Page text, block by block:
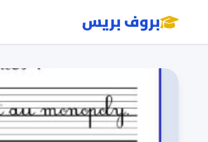
بروف بريس